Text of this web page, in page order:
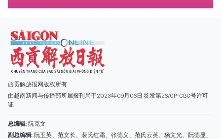
西贡解放报网版权所有
由越南新闻与传播部所属报刊局于2023年09月06日 签发第26/GP-CBC号许可
证
总编辑: 阮克文
副总编辑: 阮玉英、范文长、裴氏红霜、张德义、范氏云英、杨文光、阮德显、